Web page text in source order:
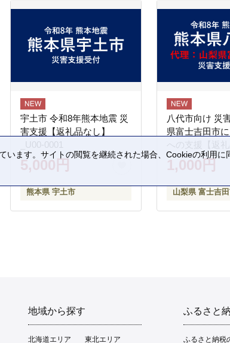
宇土市 令和8年熊本地震 災
害支援【返礼品なし】
_U00-0001
5,000円
熊本県 宇土市
八代市向け 災
県富士吉田市
への支援【返
1,000円
山梨県 富士吉
地域から探す
北海道エリア 東北エリア
ふるさと
ふるさと納税
ます。サイトの閲覧を継続された場合、Cookieの利用に